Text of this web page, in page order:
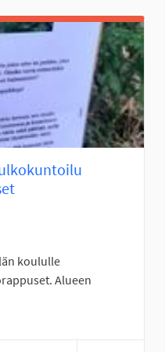
koululle
Alueen
Seinäjoki